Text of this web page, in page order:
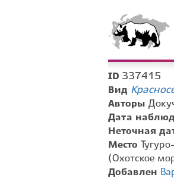
ID 337415
Вид
Авторы
Дата
Неточная
Место
(Охотское
Добавлен